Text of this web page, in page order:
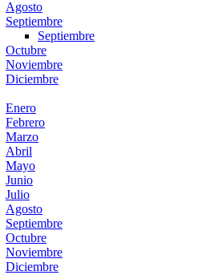
Agosto
Septiembre
Septiembre
Octubre
Noviembre
Diciembre
Enero
Febrero
Marzo
Abril
Mayo
Junio
Julio
Agosto
Septiembre
Octubre
Noviembre
Diciembre